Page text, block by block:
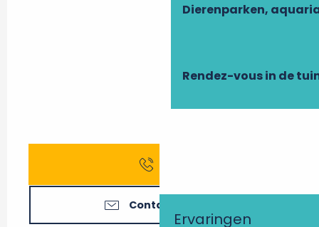
Dierenparken,
Rendez-vous in de
Ervaringen
Contacteer ons